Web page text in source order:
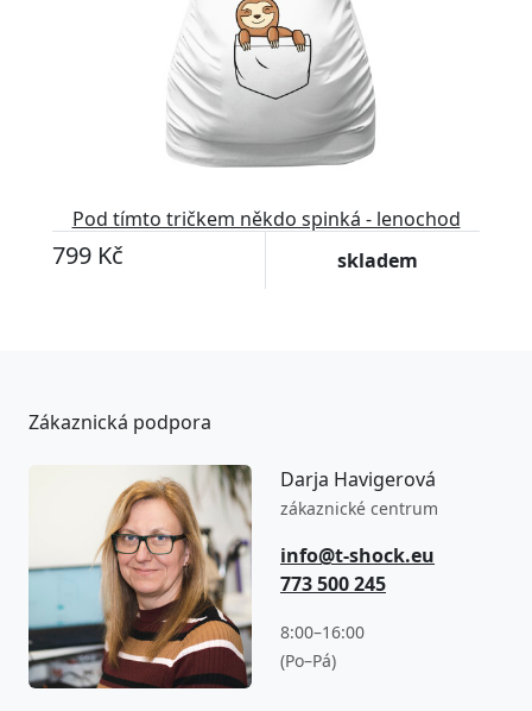
Pod tímto tričkem někdo spinká - lenochod
799 Kč skladem
Zákaznická podpora
Darja Havigerová
zákaznické centrum
info@t-shock.eu
773 500 245
8:00–16:00
(Po–Pá)